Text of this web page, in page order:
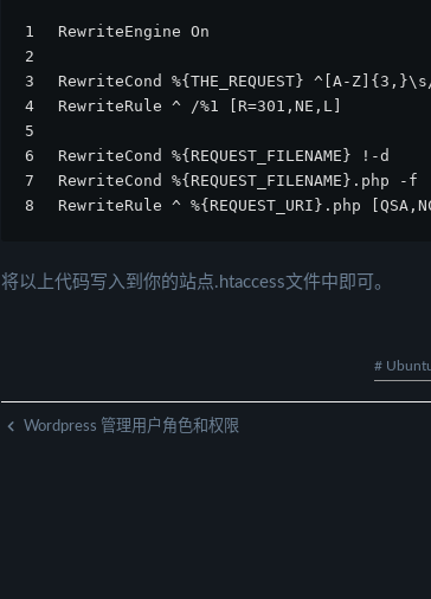
1
2
3
4
5
6
7
8
RewriteEngine On
RewriteCond %{THE_REQUEST} ^[A-
RewriteRule ^ /%1 [R=301,NE,L]
RewriteCond %{REQUEST_FILENAME} !-d
RewriteCond %{REQUEST_FILENAME}.php -f
RewriteRule ^ %{REQUEST_URI}.php
将以上代码写入到你的站点.htaccess文件中即可。
#
Wordpress 管理用户角色和权限